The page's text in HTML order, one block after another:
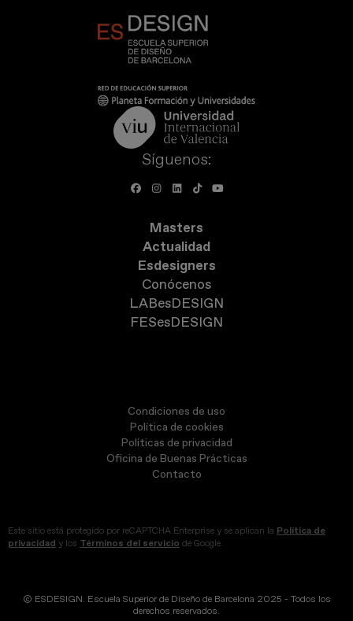
Síguenos:
Masters
Actualidad
Esdesigners
Conócenos
LABesDESIGN
FESesDESIGN
Condiciones de uso
Política de cookies
Políticas de privacidad
Oficina de Buenas Prácticas
Contacto
Este sitio está protegido por reCAPTCHA Enterprise y se aplican la Política de
privacidad y los Términos del servicio de Google.
© ESDESIGN. Escuela Superior de Diseño de Barcelona 2025 - Todos los
derechos reservados.